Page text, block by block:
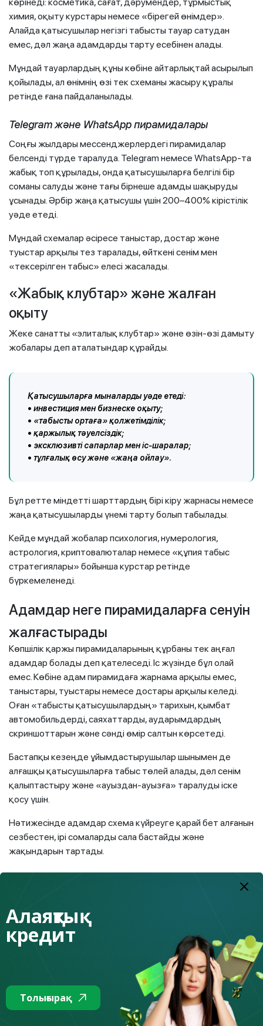
химия, оқыту курстары немесе «бірегей өнімдер».
Алайда қатысушылар негізгі табысты тауар сатудан
емес, дәл жаңа адамдарды тарту есебінен алады.
Мұндай тауарлардың құны көбіне айтарлықтай асырылып
қойылады, ал өнімнің өзі тек схеманы жасыру құралы
ретінде ғана пайдаланылады.
Telegram және WhatsApp пирамидалары
Соңғы жылдары мессенджерлердегі пирамидалар
белсенді түрде таралуда. Telegram немесе WhatsApp-та
жабық топ құрылады, онда қатысушыларға белгілі бір
соманы салуды және тағы бірнеше адамды шақыруды
ұсынады. Әрбір жаңа қатысушы үшін 200–400% кірістілік
уәде етеді.
Мұндай схемалар әсіресе таныстар, достар және
туыстар арқылы тез таралады, өйткені сенім мен
«тексерілген табыс» елесі жасалады.
«Жабық клубтар» және жалған
оқыту
Жеке санатты «элиталық клубтар» және өзін-өзі дамыту
жобалары деп аталатындар құрайды.
Қатысушыларға мыналарды уәде етеді:
• инвестиция мен бизнеске оқыту;
• «табысты ортаға» қолжетімділік;
• қаржылық тәуелсіздік;
• эксклюзивті сапарлар мен іс-шаралар;
• тұлғалық өсу және «жаңа ойлау».
Бұл ретте міндетті шарттардың бірі кіру жарнасы немесе
жаңа қатысушыларды үнемі тарту болып табылады.
Кейде мұндай жобалар психология, нумерология,
астрология, криптовалюталар немесе «құпия табыс
стратегиялары» бойынша курстар ретінде
бүркемеленеді.
Адамдар неге пирамидаларға сенуін
жалғастырады
Көпшілік қаржы пирамидаларының құрбаны тек аңғал
адамдар болады деп қателеседі. Іс жүзінде бұл олай
емес. Көбіне адам пирамидаға жарнама арқылы емес,
таныстары, туыстары немесе достары арқылы келеді.
Оған «табысты қатысушылардың» тарихын, қымбат
автомобильдерді, саяхаттарды, аударымдардың
скриншоттарын және сәнді өмір салтын көрсетеді.
Бастапқы кезеңде ұйымдастырушылар шынымен де
алғашқы қатысушыларға табыс төлей алады, дәл сенім
қалыптастыру және «ауыздан-ауызға» таралуды іске
қосу үшін.
Нәтижесінде адамдар схема күйреуге қарай бет алғанын
сезбестен, ірі сомаларды сала бастайды және
жақындарын тартады.
Бірінші кезең — іске қосу
Басында ұйымдастырушылар табысты әрі тез өсіп келе
жатқан жобаның бейнесін белсенді түрде жасайды.
Алғашқы қатысушыларға уәде етілген табыстар төленуі
мүмкін, кейде тіпті ұйымдастырушылардың өз
қаражатынан. Дәл осы кезең сенім тудыруға
көмектеседі.
Алаяқтық
кредит
Толығырақ